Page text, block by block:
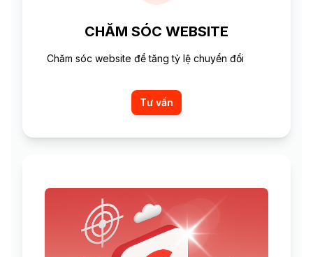
CHĂM SÓC WEBSITE
Chăm sóc website để tăng tỷ lệ chuyển đổi
Tư vấn